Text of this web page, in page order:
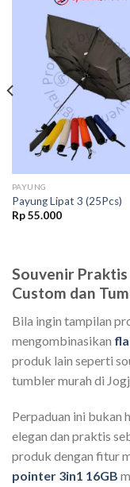
PAYUNG
Payung Lipat 3 (25Pcs)
Rp55.000
Souvenir
Custom dan
Bila ingin tampilan
mengombinasikan
produk lain seperti
tumbler murah di
Perpaduan ini bukan
elegan dan praktis
produk dengan fitur
pointer 3in1 16GB